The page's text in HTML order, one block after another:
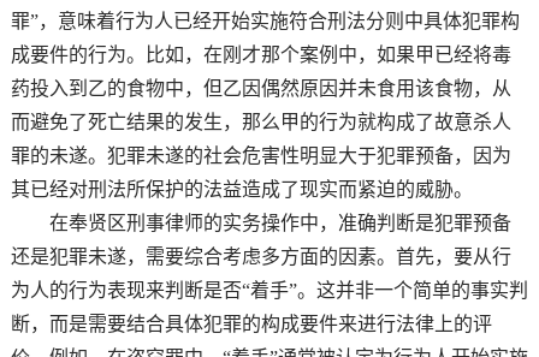
罪”，意味着行为人已经开始实施符合刑法分则中具体犯罪构
成要件的行为。比如，在刚才那个案例中，如果甲已经将毒
药投入到乙的食物中，但乙因偶然原因并未食用该食物，从
而避免了死亡结果的发生，那么甲的行为就构成了故意杀人
罪的未遂。犯罪未遂的社会危害性明显大于犯罪预备，因为
其已经对刑法所保护的法益造成了现实而紧迫的威胁。
在奉贤区刑事律师的实务操作中，准确判断是犯罪预备
还是犯罪未遂，需要综合考虑多方面的因素。首先，要从行
为人的行为表现来判断是否“着手”。这并非一个简单的事实判
断，而是需要结合具体犯罪的构成要件来进行法律上的评